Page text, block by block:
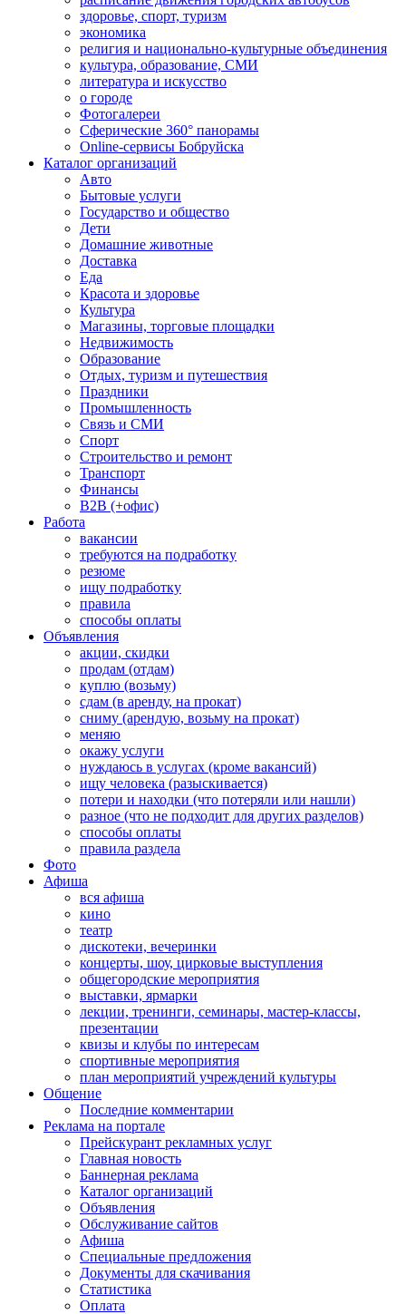
здоровье, спорт, туризм
экономика
религия и национально-культурные объединения
культура, образование, СМИ
литература и искусство
о городе
Фотогалереи
Сферические 360° панорамы
Online-сервисы Бобруйска
Каталог организаций
Авто
Бытовые услуги
Государство и общество
Дети
Домашние животные
Доставка
Еда
Красота и здоровье
Культура
Магазины, торговые площадки
Недвижимость
Образование
Отдых, туризм и путешествия
Праздники
Промышленность
Связь и СМИ
Спорт
Строительство и ремонт
Транспорт
Финансы
B2B (+офис)
Работа
вакансии
требуются на подработку
резюме
ищу подработку
правила
способы оплаты
Объявления
акции, скидки
продам (отдам)
куплю (возьму)
сдам (в аренду, на прокат)
сниму (арендую, возьму на прокат)
меняю
окажу услуги
нуждаюсь в услугах (кроме вакансий)
ищу человека (разыскивается)
потери и находки (что потеряли или нашли)
разное (что не подходит для других разделов)
способы оплаты
правила раздела
Фото
Афиша
вся афиша
кино
театр
дискотеки, вечеринки
концерты, шоу, цирковые выступления
общегородские мероприятия
выставки, ярмарки
лекции, тренинги, семинары, мастер-классы,
презентации
квизы и клубы по интересам
спортивные мероприятия
план мероприятий учреждений культуры
Общение
Последние комментарии
Реклама на портале
Прейскурант рекламных услуг
Главная новость
Баннерная реклама
Каталог организаций
Объявления
Обслуживание сайтов
Афиша
Специальные предложения
Документы для скачивания
Статистика
Оплата